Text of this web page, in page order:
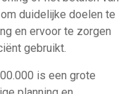
duidelijke doelen te
en ervoor te zorgen
gebruikt.
is een grote